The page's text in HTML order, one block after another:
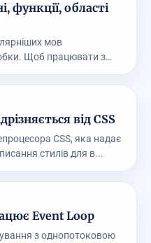
функції, області
мов
Щоб працювати з
від CSS
CSS, яка надає
стилів для в...
Event Loop
з однопотоковою